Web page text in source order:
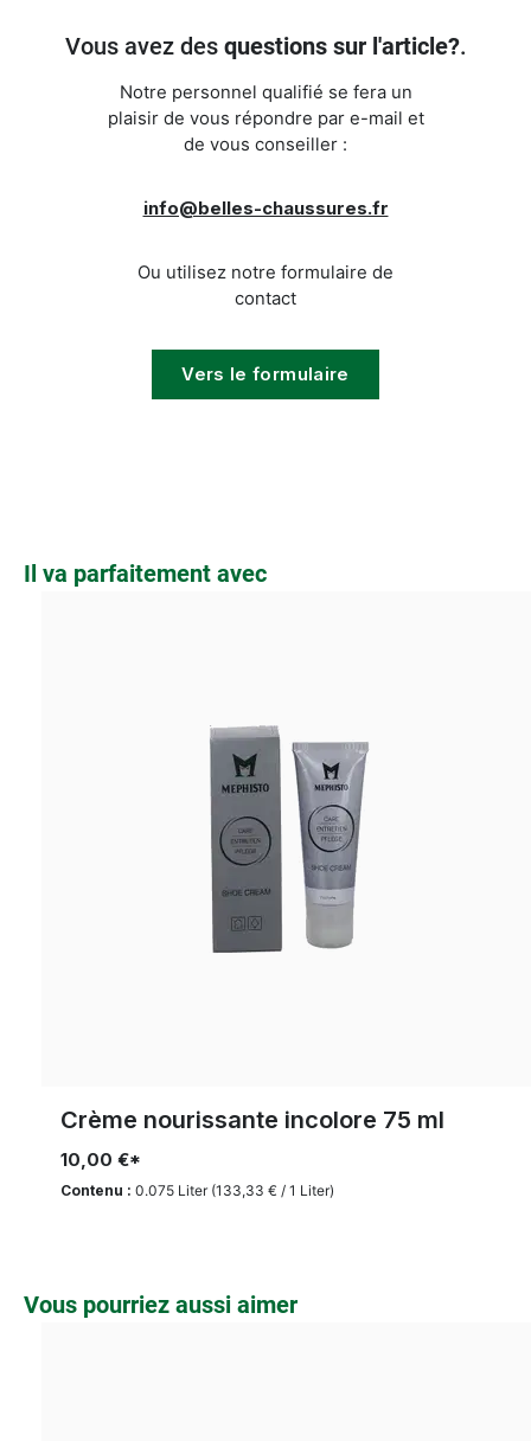
Vous avez des questions sur l'article?.
Notre personnel qualifié se fera un
plaisir de vous répondre par e-mail et
de vous conseiller :
info@belles-chaussures.fr
Ou utilisez notre formulaire de
contact
Vers le formulaire
Ignorer la galerie de produits
Il va parfaitement avec
Crème nourissante incolore 75 ml
Contenu : 0.075 Liter (133,33 € / 1 Liter)
10,00 €*
Ignorer la galerie de produits
Vous pourriez aussi aimer